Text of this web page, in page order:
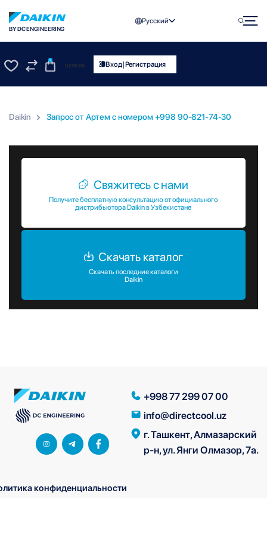
BY DC ENGINEERING
Русский
0
UZS0.00 Вход|Регистрация
Daikin Запрос от Артем c номером +998 90-821-74-30
Свяжитесь с нами
Получите бесплатную консультацию от официального
дистрибьютора Daikin в Узбекистане
Скачать каталог
Скачать последние каталоги
Daikin
+998 77 299 07 00
info@directcool.uz
г. Ташкент, Алмазарский
р-н, ул. Янги Олмазор, 7а.
конфиденциальности